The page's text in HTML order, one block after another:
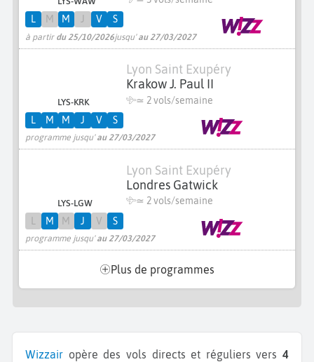
à partir du 25/10/2026jusqu'au 27/03/2027
L M M V S
LYS-KRK
Lyon Saint Exupéry
Krakow J. Paul II
≃ 2 vols/semaine
programme jusqu'au 27/03/2027
L M M J V S
LYS-LGW
Lyon Saint Exupéry
Londres Gatwick
≃ 2 vols/semaine
programme jusqu'au 27/03/2027
M M J V S
Plus de programmes
Wizzair opère des vols directs et réguliers vers 4